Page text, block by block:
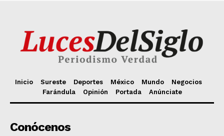
Inicio Sureste Deportes México Mundo
Negocios
Farándula
Opinión Portada Anúnciate
Conócenos